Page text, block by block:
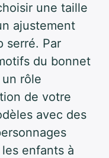
une taille
ajustement
serré. Par
du bonnet
rôle
de votre
avec des
enfants à